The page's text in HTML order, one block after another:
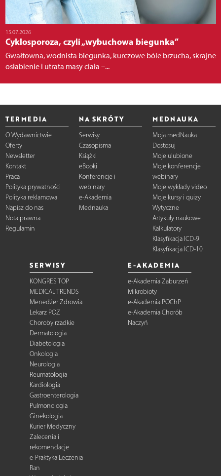
15.07.2026
Cyklosporoza, czyli „wybuchowa biegunka”
Gwałtowna, wodnista biegunka, kurczowe bóle brzucha, skrajne
osłabienie i utrata masy ciała –...
TERMEDIA
O Wydawnictwie
Oferty
Newsletter
Kontakt
Praca
Polityka prywatności
Polityka reklamowa
Napisz do nas
Nota prawna
Regulamin
NA SKRÓTY
Serwisy
Czasopisma
Książki
eBooki
Konferencje i
webinary
e-Akademia
Mednauka
MEDNAUKA
Moja medNauka
Dostosuj
Moje ulubione
Moje konferencje i
webinary
Moje wykłady video
Moje kursy i quizy
Wytyczne
Artykuły naukowe
Kalkulatory
Klasyfikacja ICD-9
Klasyfikacja ICD-10
SERWISY
KONGRES TOP
MEDICAL TRENDS
Menedżer Zdrowia
Lekarz POZ
Choroby rzadkie
Dermatologia
Diabetologia
Onkologia
Neurologia
Reumatologia
Kardiologia
Gastroenterologia
Pulmonologia
Ginekologia
Kurier Medyczny
Zalecenia i
rekomendacje
e-Praktyka Leczenia
Ran
E-AKADEMIA
e-Akademia Zaburzeń
Mikrobioty
e-Akademia POChP
e-Akademia Chorób
Naczyń